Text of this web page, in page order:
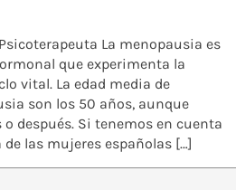
La menopausia es
que experimenta la
vital. La edad media de
son los 50 años, aunque
después. Si tenemos en cuenta
las mujeres españolas […]